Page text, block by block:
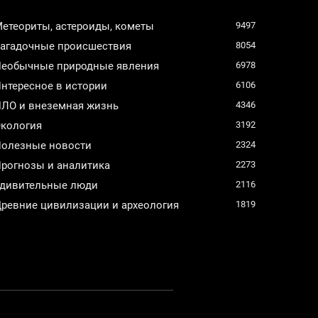
астероиды, кометы 9497
происшествия 8054
природные явления 6978
в истории 6106
и внеземная жизнь 4346
3192
новости 2324
и аналитика 2273
люди 2116
цивилизации и археология 1819